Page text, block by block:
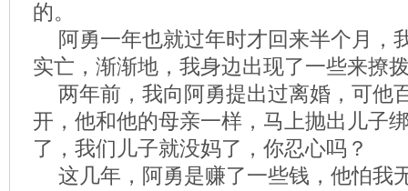
的。
阿勇一年也就过年时才回来半个月，
实亡，渐渐地，我身边出现了一些来撩
两年前，我向阿勇提出过离婚，可他
开，他和他的母亲一样，马上抛出儿子
了，我们儿子就没妈了，你忍心吗？
这几年，阿勇是赚了一些钱，他怕我